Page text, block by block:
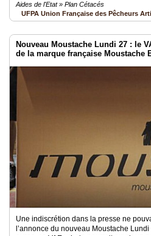
Aides de l'Etat » Plan Cétacés
UFPA Union Française des Pêcheurs
Nouveau Moustache Lundi 27 : le
de la marque française Moustache
Une indiscrétion dans la presse ne
l’annonce du nouveau Moustache